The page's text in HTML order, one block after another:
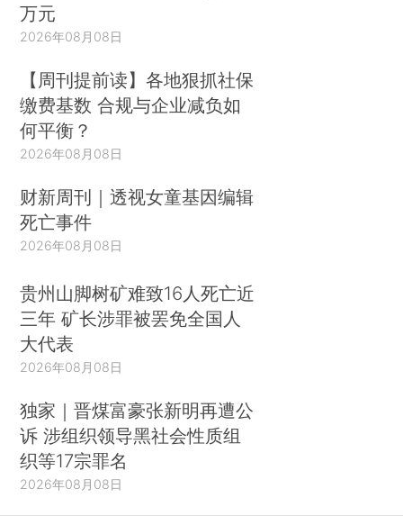
万元
2026年08月08日
【周刊提前读】各地狠抓社保
缴费基数 合规与企业减负如
何平衡？
2026年08月08日
财新周刊｜透视女童基因编辑
死亡事件
2026年08月08日
贵州山脚树矿难致16人死亡近
三年 矿长涉罪被罢免全国人
大代表
2026年08月08日
独家｜晋煤富豪张新明再遭公
诉 涉组织领导黑社会性质组
织等17宗罪名
2026年08月08日